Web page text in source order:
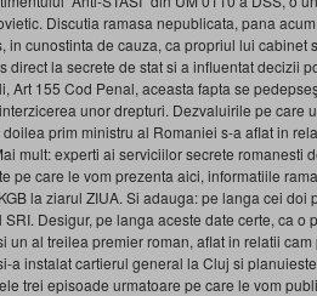
Discutia ramasa nepublicata, pana
in cunostinta de cauza, ca propriul lui cabinet
direct la secrete de stat si a influentat decizii
Art 155 Cod Penal, aceasta fapta se
unor drepturi. Dezvaluirile pe care
prim ministru al Romaniei s-a aflat in
mult: experti ai serviciilor secrete romanesti
pe care le vom prezenta aici, informatiile
la ziarul ZIUA. Si adauga: pe langa cei doi
Desigur, pe langa aceste date certe, ca o
un al treilea premier roman, aflat in relatii
a instalat cartierul general la Cluj si
trei episoade urmatoare pe care le vom